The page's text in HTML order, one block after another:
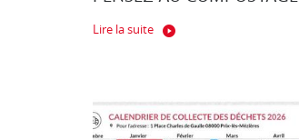
Lire la suite